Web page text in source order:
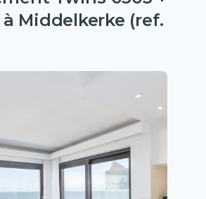
à Middelkerke (ref.